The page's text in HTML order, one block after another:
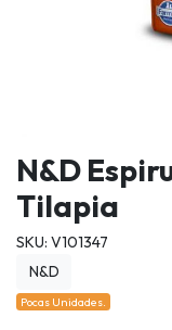
N&D
Tilapia
SKU: V101347
N&D
Pocas Unidades.